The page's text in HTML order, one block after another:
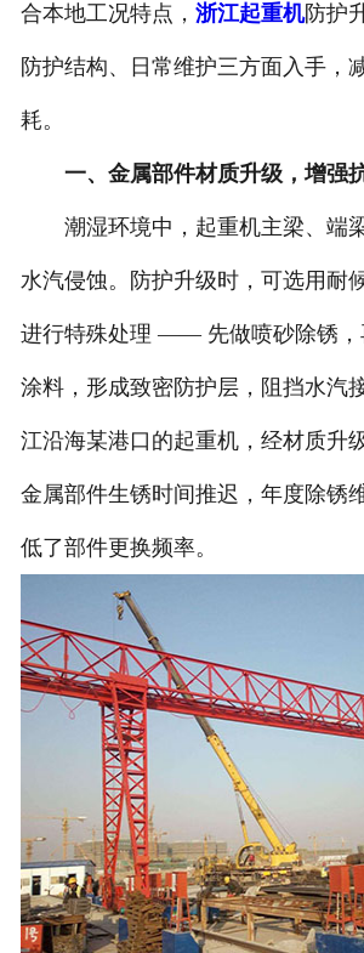
合本地工况特点， 浙江起重机防护
防护结构、日常维护三方面入手，
耗。
一、金属部件材质升级，增强
潮湿环境中，起重机主梁、端
水汽侵蚀。防护升级时，可选用耐
进行特殊处理 —— 先做喷砂除锈，
涂料，形成致密防护层，阻挡水汽
江沿海某港口的起重机，经材质升
金属部件生锈时间推迟，年度除锈
低了部件更换频率。